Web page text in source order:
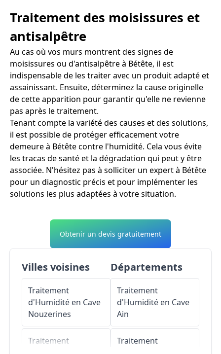
Traitement des moisissures et
antisalpêtre
Au cas où vos murs montrent des signes de
moisissures ou d'antisalpêtre à Bétête, il est
indispensable de les traiter avec un produit adapté et
assainissant. Ensuite, déterminez la cause originelle
de cette apparition pour garantir qu'elle ne revienne
pas après le traitement.
Tenant compte la variété des causes et des solutions,
il est possible de protéger efficacement votre
demeure à Bétête contre l'humidité. Cela vous évite
les tracas de santé et la dégradation qui peut y être
associée. N'hésitez pas à solliciter un expert à Bétête
pour un diagnostic précis et pour implémenter les
solutions les plus adaptées à votre situation.
Obtenir un devis gratuitement
Villes voisines
Traitement
d'Humidité en Cave
Nouzerines
Traitement
Départements
Traitement
d'Humidité en Cave
Ain
Traitement